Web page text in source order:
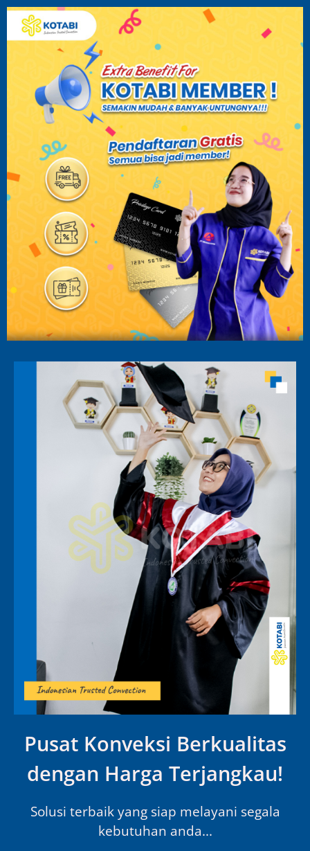
Pusat Konveksi Berkualitas
dengan Harga Terjangkau!
Solusi terbaik yang siap melayani segala
kebutuhan anda...